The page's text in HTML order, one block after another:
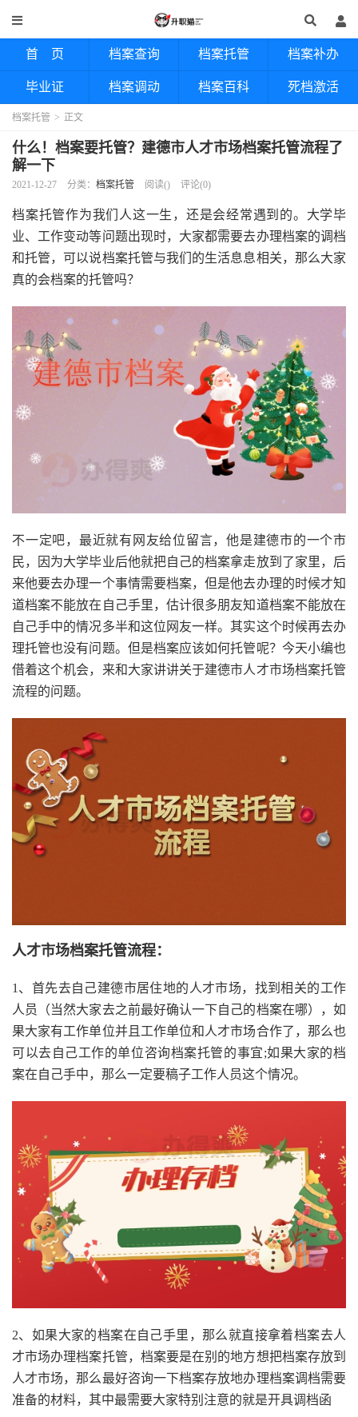
首 页 档案查询 档案托管 档案补办
毕业证 档案调动 档案百科 死档激活
档案托管 > 正文
什么！档案要托管？建德市人才市场档案托管流程了
解一下
2021-12-27 分类： 档案托管 阅读() 评论(0)
档案托管作为我们人这一生，还是会经常遇到的。大学毕
业、工作变动等问题出现时，大家都需要去办理档案的调档
和托管，可以说档案托管与我们的生活息息相关，那么大家
真的会档案的托管吗？
不一定吧，最近就有网友给位留言，他是建德市的一个市
民，因为大学毕业后他就把自己的档案拿走放到了家里，后
来他要去办理一个事情需要档案，但是他去办理的时候才知
道档案不能放在自己手里，估计很多朋友知道档案不能放在
自己手中的情况多半和这位网友一样。其实这个时候再去办
理托管也没有问题。但是档案应该如何托管呢？今天小编也
借着这个机会，来和大家讲讲关于建德市人才市场档案托管
流程的问题。
人才市场档案托管流程：
1、首先去自己建德市居住地的人才市场，找到相关的工作
人员（当然大家去之前最好确认一下自己的档案在哪），如
果大家有工作单位并且工作单位和人才市场合作了，那么也
可以去自己工作的单位咨询档案托管的事宜;如果大家的档
案在自己手中，那么一定要稿子工作人员这个情况。
2、如果大家的档案在自己手里，那么就直接拿着档案去人
才市场办理档案托管，档案要是在别的地方想把档案存放到
人才市场，那么最好咨询一下档案存放地办理档案调档需要
准备的材料，其中最需要大家特别注意的就是开具调档函